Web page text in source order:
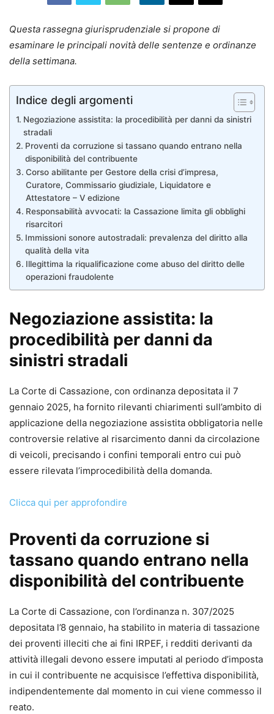
Questa rassegna giurisprudenziale si propone di
esaminare le principali novità delle sentenze e ordinanze
della settimana.
Indice degli argomenti
Negoziazione assistita: la procedibilità per danni da sinistri
stradali
Proventi da corruzione si tassano quando entrano nella
disponibilità del contribuente
Corso abilitante per Gestore della crisi d’impresa,
Curatore, Commissario giudiziale, Liquidatore e
Attestatore – V edizione
Responsabilità avvocati: la Cassazione limita gli obblighi
risarcitori
Immissioni sonore autostradali: prevalenza del diritto alla
qualità della vita
Illegittima la riqualificazione come abuso del diritto delle
operazioni fraudolente
Negoziazione assistita: la
procedibilità per danni da
sinistri stradali
La Corte di Cassazione, con ordinanza depositata il 7
gennaio 2025, ha fornito rilevanti chiarimenti sull’ambito di
applicazione della negoziazione assistita obbligatoria nelle
controversie relative al risarcimento danni da circolazione
di veicoli, precisando i confini temporali entro cui può
essere rilevata l’improcedibilità della domanda.
Clicca qui per approfondire
Proventi da corruzione si
tassano quando entrano nella
disponibilità del contribuente
La Corte di Cassazione, con l’ordinanza n. 307/2025
depositata l’8 gennaio, ha stabilito in materia di tassazione
dei proventi illeciti che ai fini IRPEF, i redditi derivanti da
attività illegali devono essere imputati al periodo d’imposta
in cui il contribuente ne acquisisce l’effettiva disponibilità,
indipendentemente dal momento in cui viene commesso il
reato.